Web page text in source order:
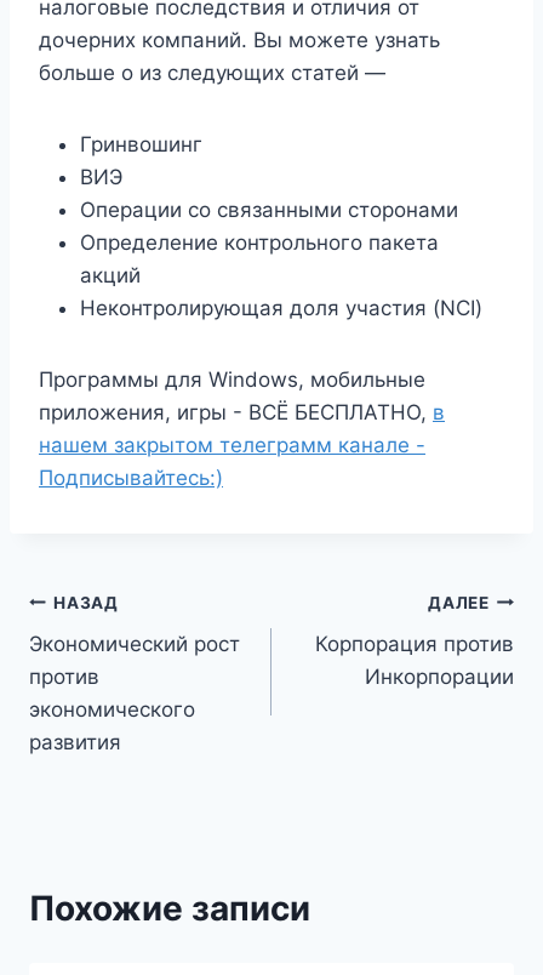
налоговые последствия и отличия от
дочерних компаний. Вы можете узнать
больше о из следующих статей —
Гринвошинг
ВИЭ
Операции со связанными сторонами
Определение контрольного пакета
акций
Неконтролирующая доля участия (NCI)
Программы для Windows, мобильные
приложения, игры - ВСЁ БЕСПЛАТНО, в
нашем закрытом телеграмм канале -
Подписывайтесь:)
Навигация
по
записям
НАЗАД
Экономический рост
против
экономического
развития
ДАЛЕЕ
Корпорация против
Инкорпорации
Похожие записи